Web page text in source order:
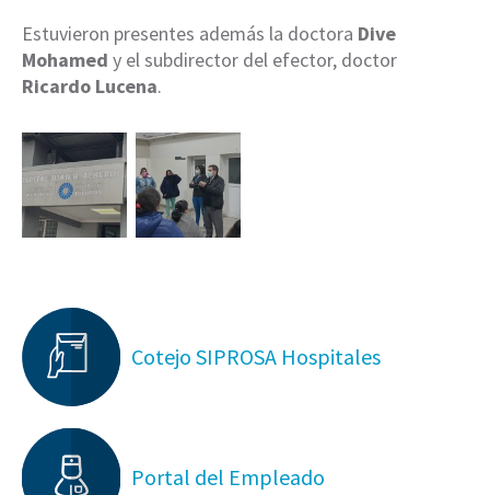
Estuvieron presentes además la doctora Dive
Mohamed y el subdirector del efector, doctor
Ricardo Lucena.
Cotejo SIPROSA Hospitales
Portal del Empleado